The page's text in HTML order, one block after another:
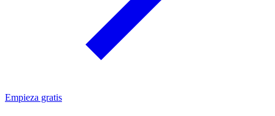
Empieza gratis